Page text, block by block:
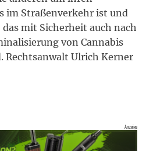
im Straßenverkehr ist und
mit Sicherheit auch nach
von Cannabis
Ulrich Kerner